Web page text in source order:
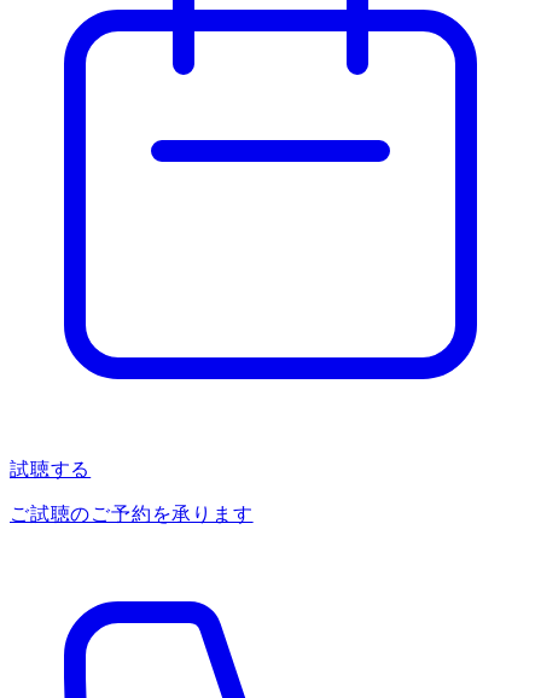
試聴する
ご試聴のご予約を承ります